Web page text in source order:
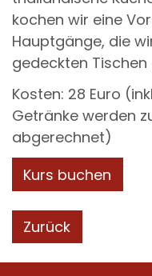
kochen wir eine
Hauptgänge, die
gedeckten
Kosten: 28 Euro
Getränke werden
abgerechnet)
Kurs buchen
Zurück